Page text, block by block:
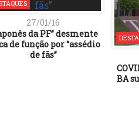
27/01/16
da PF” desmente
de função por “assédio
de fãs”
BA